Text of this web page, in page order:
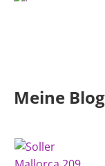
Meine